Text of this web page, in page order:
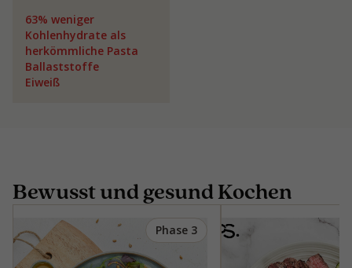
63% weniger
Kohlenhydrate als
herkömmliche Pasta
Ballaststoffe
Eiweiß
Bewusst und gesund Kochen
Phase 3